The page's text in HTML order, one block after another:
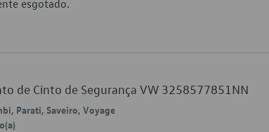
esgotado.
de Cinto de Segurança VW 3258577851NN
Parati, Saveiro, Voyage